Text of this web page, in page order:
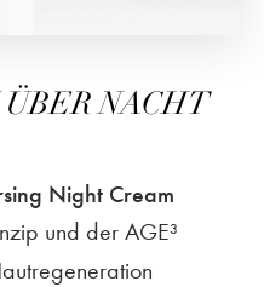
NACHT
Night Cream
und der AGE³